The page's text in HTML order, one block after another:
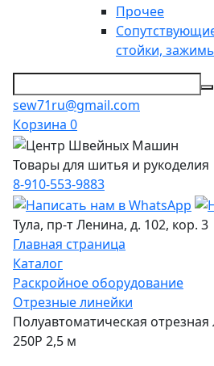
Прочее
стойки,
sew71ru@gmail.com
Корзина 0
Товары для шитья и рукоделия
8-910-553-9883
Тула, пр-т Ленина, д. 102, кор. 3
Главная страница
Каталог
Раскройное оборудование
Отрезные линейки
Полуавтоматическая
250P 2,5 м